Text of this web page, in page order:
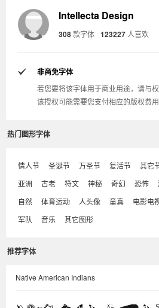
Intellecta Design
308款字体 123227 人喜欢
非商免字体
若您要将该字体用于商业用途，请与
该授权可能需要您支付相应的版权费用
热门图形字体
情人节 圣诞节 万圣节 复活节 其它
亚洲
古老 符文 神秘 奇幻 恐怖
自然
体育运动 人头像 童真 电影电
军队
音乐 其它图形
推荐字体
Native American Indians